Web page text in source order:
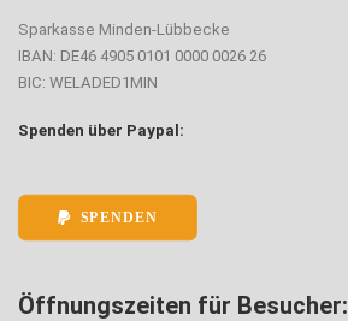
Sparkasse Minden-Lübbecke
IBAN: DE46 4905 0101 0000 0026 26
BIC: WELADED1MIN
Spenden über Paypal:
SPENDEN
Öffnungszeiten für Besucher: